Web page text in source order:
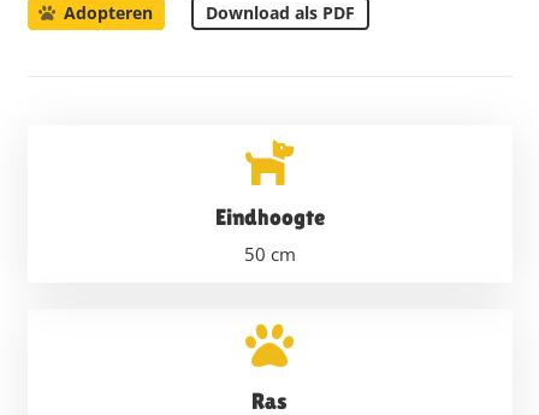
Adopteren Download als PDF
Eindhoogte
50 cm
Ras